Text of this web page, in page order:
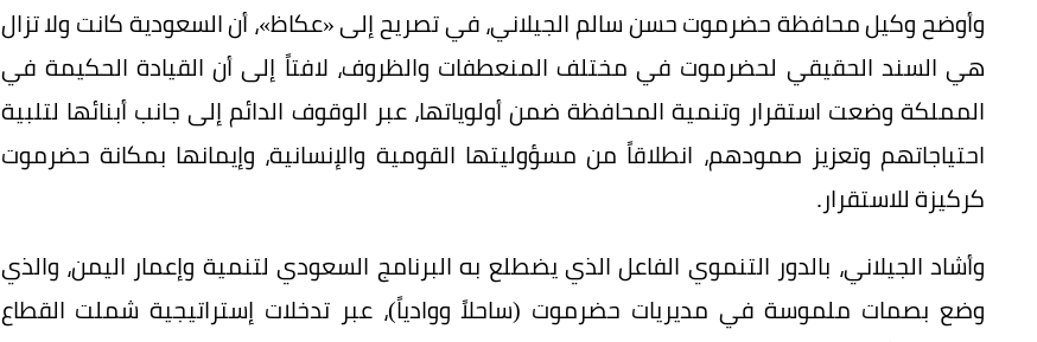
وأوضح وكيل محافظة حضرموت حسن سالم الجيلاني، في تصريح إلى «عكاظ»، أن السعودية كانت ولا تزال
هي السند الحقيقي لحضرموت في مختلف المنعطفات والظروف، لافتاً إلى أن القيادة الحكيمة في
المملكة وضعت استقرار وتنمية المحافظة ضمن أولوياتها، عبر الوقوف الدائم إلى جانب أبنائها لتلبية
احتياجاتهم وتعزيز صمودهم، انطلاقاً من مسؤوليتها القومية والإنسانية، وإيمانها بمكانة حضرموت
كركيزة للاستقرار.
وأشاد الجيلاني، بالدور التنموي الفاعل الذي يضطلع به البرنامج السعودي لتنمية وإعمار اليمن، والذي
وضع بصمات ملموسة في مديريات حضرموت (ساحلاً ووادياً)، عبر تدخلات إستراتيجية شملت القطاع